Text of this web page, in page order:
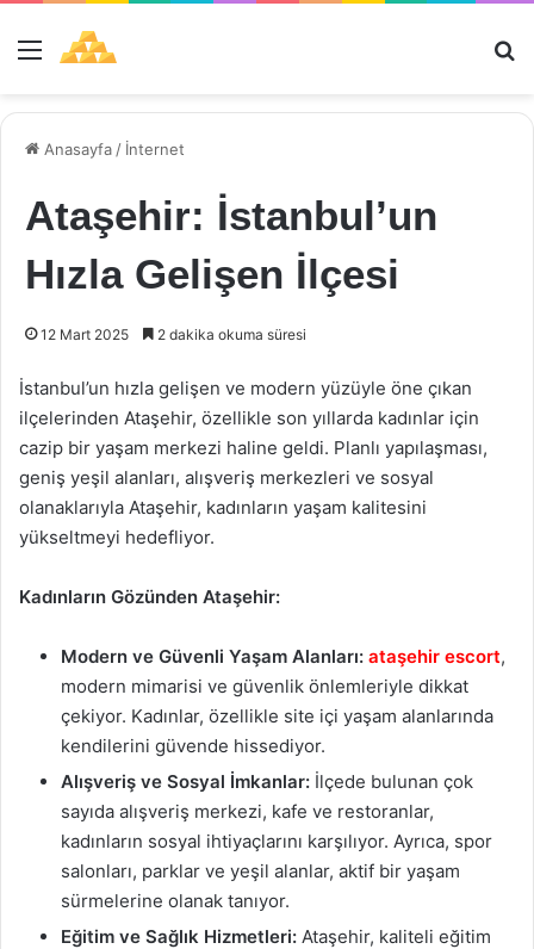
Menü
Anasayfa / İnternet
Ataşehir: İstanbul’un
Hızla Gelişen İlçesi
12 Mart 2025 2 dakika okuma süresi
İstanbul’un hızla gelişen ve modern yüzüyle öne çıkan
ilçelerinden Ataşehir, özellikle son yıllarda kadınlar için
cazip bir yaşam merkezi haline geldi. Planlı yapılaşması,
geniş yeşil alanları, alışveriş merkezleri ve sosyal
olanaklarıyla Ataşehir, kadınların yaşam kalitesini
yükseltmeyi hedefliyor.
Kadınların Gözünden Ataşehir:
Modern ve Güvenli Yaşam Alanları: ataşehir escort,
modern mimarisi ve güvenlik önlemleriyle dikkat
çekiyor. Kadınlar, özellikle site içi yaşam alanlarında
kendilerini güvende hissediyor.
Alışveriş ve Sosyal İmkanlar: İlçede bulunan çok
sayıda alışveriş merkezi, kafe ve restoranlar,
kadınların sosyal ihtiyaçlarını karşılıyor. Ayrıca, spor
salonları, parklar ve yeşil alanlar, aktif bir yaşam
sürmelerine olanak tanıyor.
Eğitim ve Sağlık Hizmetleri: Ataşehir, kaliteli eğitim